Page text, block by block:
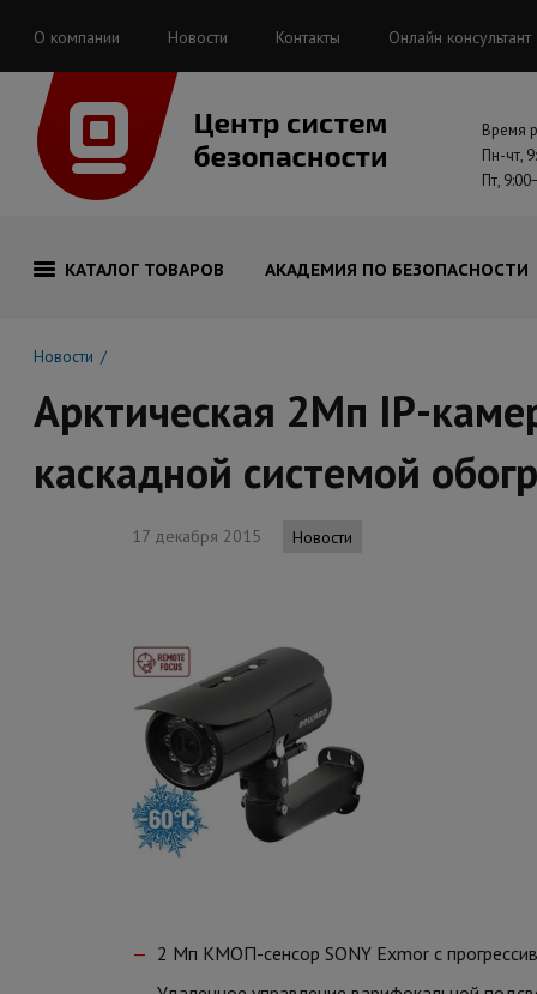
О компании Новости Контакты Онлайн консультант
Время
Пн-чт,
Пт,
КАТАЛОГ ТОВАРОВ АКАДЕМИЯ ПО БЕЗОПАСНОСТИ
Новости
Арктическая 2Мп IP-
каскадной системой
17 декабря 2015 Новости
2 Мп КМОП-сенсор SONY Exmor с